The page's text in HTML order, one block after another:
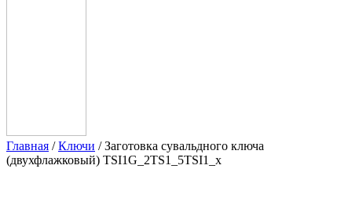
Главная /Ключи / Заготовка сувальдного ключа
(двухфлажковый) TSI1G_2TS1_5TSI1_x